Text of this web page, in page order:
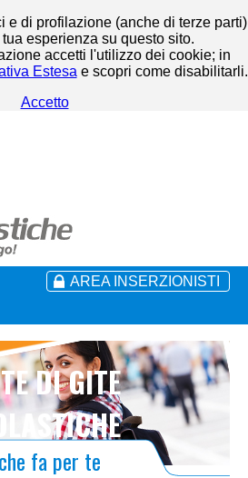
e di profilazione (anche di terze parti)
esperienza su questo sito.
accetti l'utilizzo dei cookie; in
Estesa e scopri come disabilitarli.
Accetto
AREA INSERZIONISTI
DI GITE
fa per te